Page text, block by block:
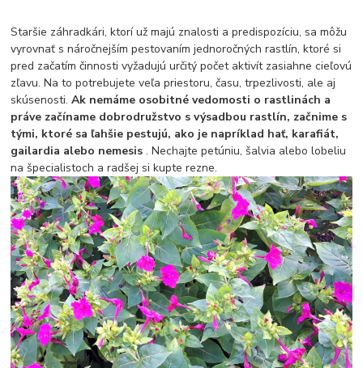
Staršie záhradkári, ktorí už majú znalosti a predispozíciu, sa môžu
vyrovnať s náročnejším pestovaním jednoročných rastlín, ktoré si
pred začatím činnosti vyžadujú určitý počet aktivít zasiahne cieľovú
zľavu. Na to potrebujete veľa priestoru, času, trpezlivosti, ale aj
skúsenosti.Ak nemáme osobitné vedomosti o rastlinách a
práve začíname dobrodružstvo s výsadbou rastlín, začnime s
tými, ktoré sa ľahšie pestujú, ako je napríklad hať, karafiát,
gailardia alebo nemesis. Nechajte petúniu, šalvia alebo lobeliu
na špecialistoch a radšej si kupte rezne.